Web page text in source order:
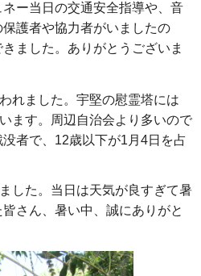
ー当日の交通安全指導や、音
護者や協力者がいましたの
ました。ありがとうございま
れました。宇堅の慰霊塔には
ます。周辺自治会より多いので
者で、12歳以下が1月4日を占
した。当日は天気が良すぎて暑
さん、暑い中、誠にありがと